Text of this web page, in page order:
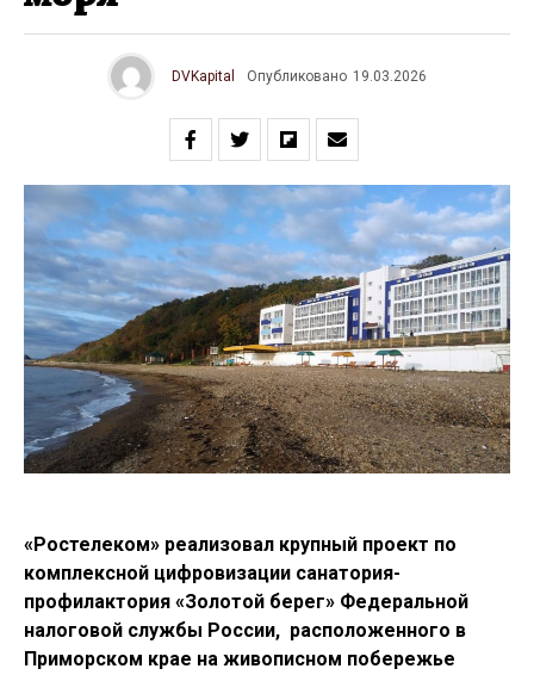
DVKapital Опубликовано 19.03.2026
«Ростелеком» реализовал крупный проект по
комплексной цифровизации санатория-
профилактория «Золотой берег» Федеральной
налоговой службы России, расположенного в
Приморском крае на живописном побережье